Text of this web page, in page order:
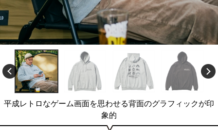
平成レトロなゲーム画面を思わせる背面のグラフィックが印
象的